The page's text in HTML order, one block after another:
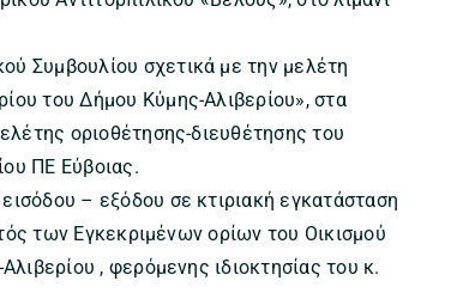
Συμβουλίου σχετικά με την μελέτη
του Δήμου Κύμης-Αλιβερίου», στα
οριοθέτησης-διευθέτησης του
ΠΕ Εύβοιας.
– εξόδου σε κτιριακή εγκατάσταση
των Εγκεκριμένων ορίων του Οικισμού
, φερόμενης ιδιοκτησίας του κ.